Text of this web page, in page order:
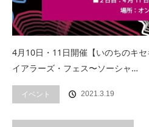
4月10日・11日開催【いのちのキ
イアラーズ・フェス〜ソーシャ…
イベント 2021.3.19